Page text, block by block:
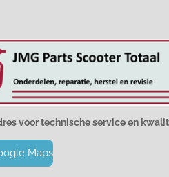
voor technische service en
Maps